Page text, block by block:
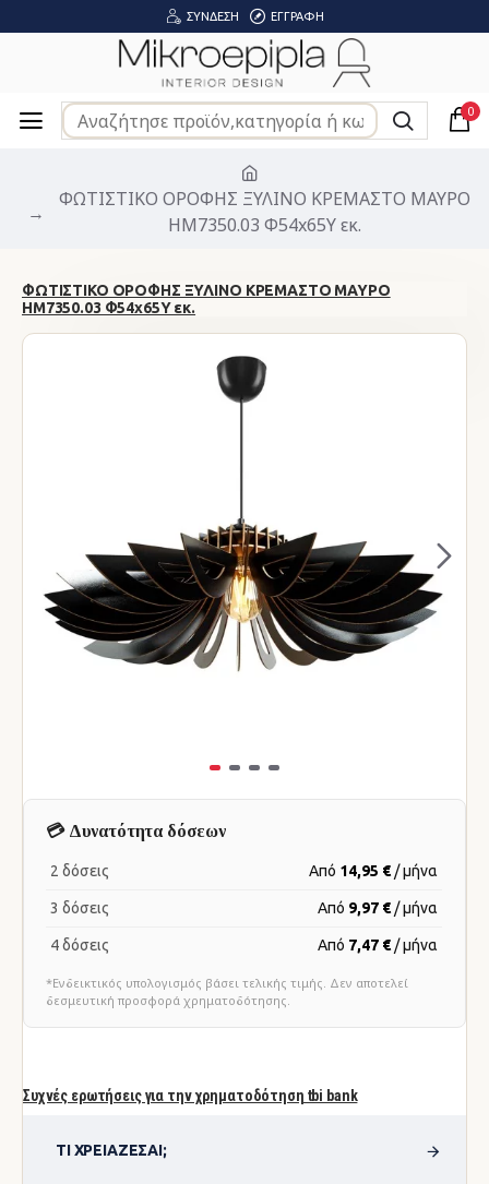
ΣΎΝΔΕΣΗ ΕΓΓΡΑΦΉ
0
ΦΩΤΙΣΤΙΚΟ ΟΡΟΦΗΣ ΞΥΛΙΝΟ ΚΡΕΜΑΣΤΟ ΜΑΥΡΟ
HM7350.03 Φ54x65Υ εκ.
ΦΩΤΙΣΤΙΚΟ ΟΡΟΦΗΣ ΞΥΛΙΝΟ ΚΡΕΜΑΣΤΟ ΜΑΥΡΟ
HM7350.03 Φ54x65Υ εκ.
Συχνές ερωτήσεις για την χρηματοδότηση tbi bank
ΤΙ ΧΡΕΙΆΖΕΣΑΙ;
💳 Δυνατότητα δόσεων
2 δόσεις Από 14,95 € / μήνα
3 δόσεις Από 9,97 € / μήνα
4 δόσεις Από 7,47 € / μήνα
*Ενδεικτικός υπολογισμός βάσει τελικής τιμής. Δεν αποτελεί
δεσμευτική προσφορά χρηματοδότησης.